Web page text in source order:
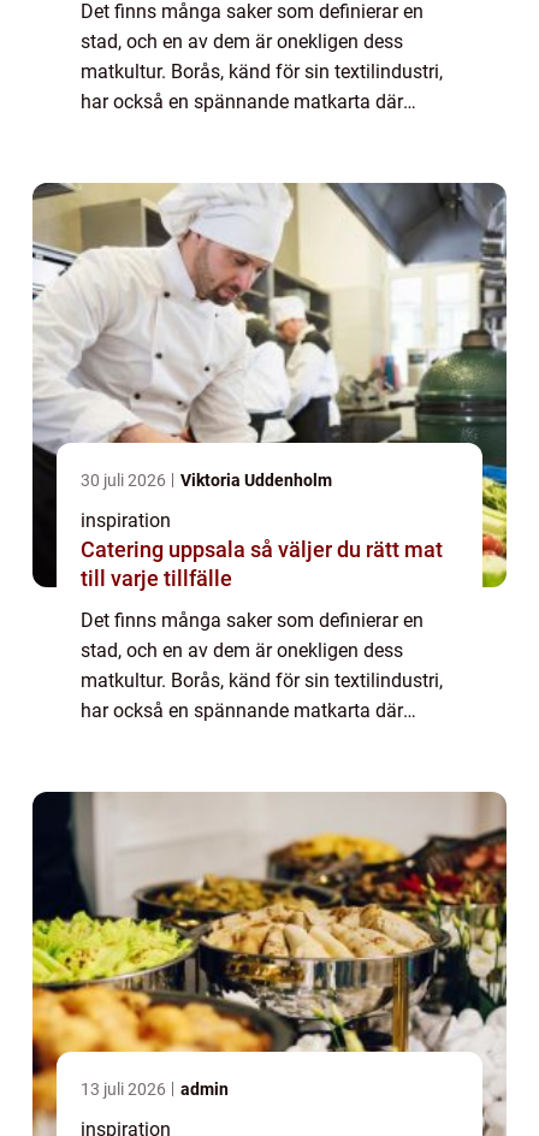
Det finns många saker som definierar en
stad, och en av dem är onekligen dess
matkultur. Borås, känd för sin textilindustri,
har också en spännande matkarta där
30 juli 2026 Viktoria Uddenholm
inspiration
Catering uppsala så väljer du rätt mat
till varje tillfälle
Det finns många saker som definierar en
stad, och en av dem är onekligen dess
matkultur. Borås, känd för sin textilindustri,
har också en spännande matkarta där
13 juli 2026 admin
inspiration